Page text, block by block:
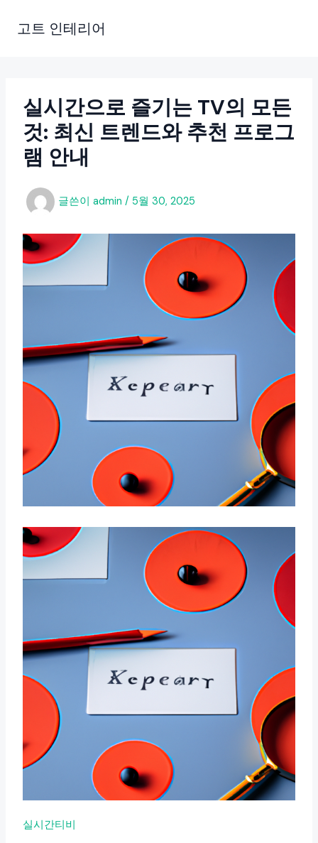
고트 인테리어
실시간으로 즐기는 TV의 모든
것: 최신 트렌드와 추천 프로그
램 안내
글쓴이 admin / 5월 30, 2025
실시간티비